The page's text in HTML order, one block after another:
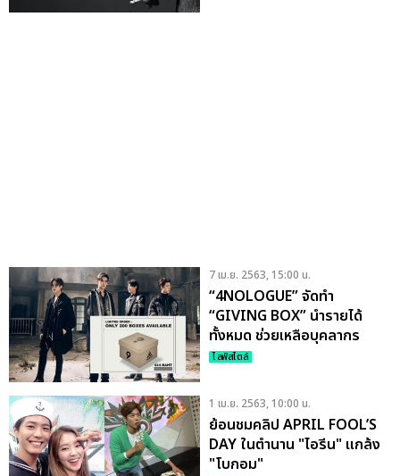
7 เม.ย. 2563, 15:00 น.
“4NOLOGUE” จัดทำ
“GIVING BOX” นำรายได้
ทั้งหมด ช่วยเหลือบุคลากร
ทางการแพทย์
ไลฟ์สไตล์
1 เม.ย. 2563, 10:00 น.
ย้อนชมคลิป APRIL FOOL’S
DAY ในตำนาน "ไอรีน" แกล้ง
"โบกอม"